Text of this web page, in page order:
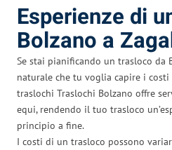
Esperienze di
Bolzano a
Se stai pianificando un trasloco da
naturale che tu voglia capire i costi
traslochi Traslochi Bolzano offre
equi, rendendo il tuo trasloco
principio a fine.
I costi di un trasloco possono